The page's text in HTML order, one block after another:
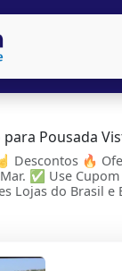
Pousada
Descontos 🔥
✅ Use
Lojas do Brasil e